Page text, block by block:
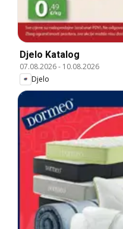
Djelo Katalog
07.08.2026- 10.08.2026
Djelo